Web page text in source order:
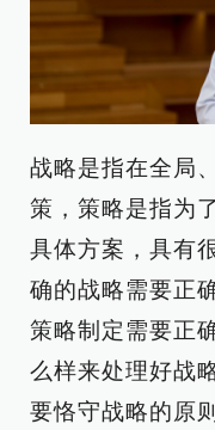
战略是指在全局
策，策略是指为
具体方案，具有
确的战略需要正
策略制定需要正
么样来处理好战
要恪守战略的原